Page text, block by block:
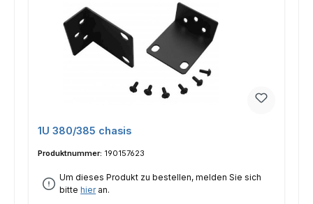
1U 380/385 chasis
Produktnummer: 190157623
Um dieses Produkt zu bestellen, melden Sie sich
bittehieran.